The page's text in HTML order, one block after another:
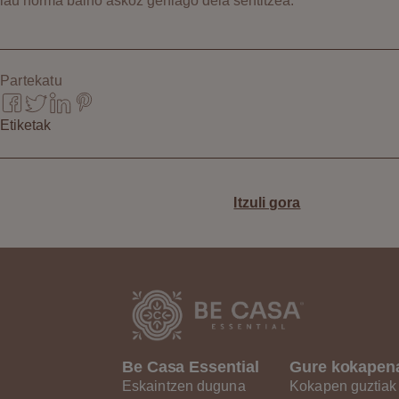
Partekatu
Etiketak
Itzuli gora
Be Casa Essential
Eskaintzen duguna
Gure
Kokapen guztiak